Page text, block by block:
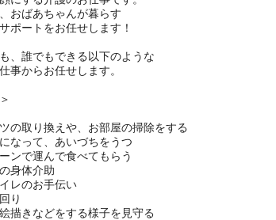
おばあちゃんが暮らす
ポートをお任せします！
、誰でもできる以下のような
事からお任せします。
の取り換えや、お部屋の掃除をする
なって、あいづちをうつ
ンで運んで食べてもらう
身体介助
レのお手伝い
り
描きなどをする様子を見守る